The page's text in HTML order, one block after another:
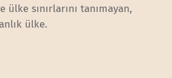
ülke sınırlarını tanımayan,
ülke.